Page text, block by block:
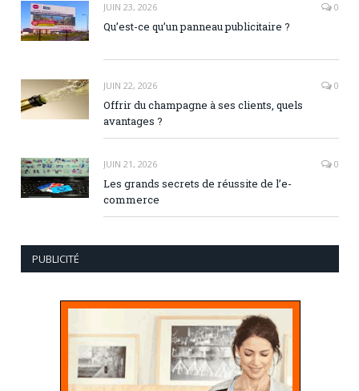
JUIN 23, 2026 0
Qu’est-ce qu’un panneau publicitaire ?
JUIN 22, 2026 0
Offrir du champagne à ses clients, quels
avantages ?
JUIN 21, 2026 0
Les grands secrets de réussite de l’e-
commerce
PUBLICITÉ